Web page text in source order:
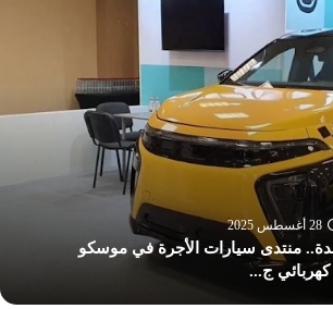
علوم وتكنلوجيا
iQ NEWS وكالة
28 أغسطس 2025